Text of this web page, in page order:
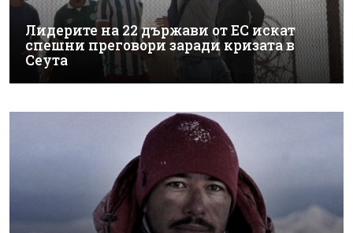
Лидерите на 22 държави от ЕС искат
спешни преговори заради кризата в
Сеута